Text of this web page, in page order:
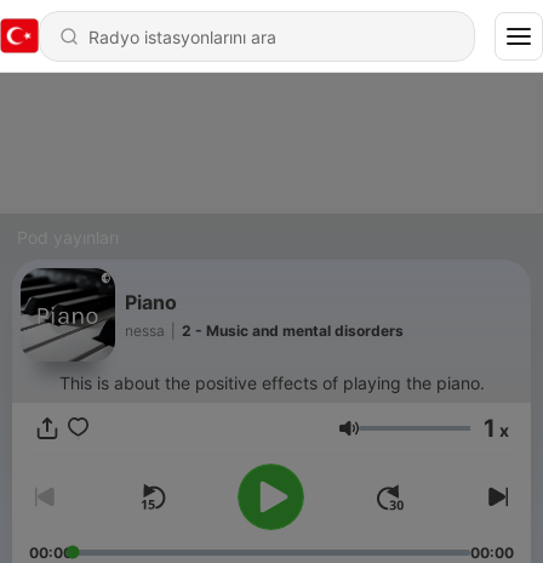
Piano
nessa 2 - Music and mental disorders
This is about the positive effects of playing the piano.
Ses 1 x
00:00 00:00